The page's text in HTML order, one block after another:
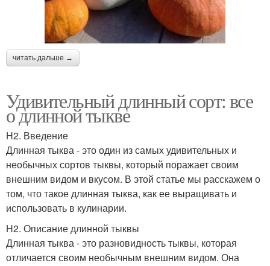
читать дальше →
Удивительный длинный сорт: все
о длинной тыкве
H2. Введение
Длинная тыква - это один из самых удивительных и
необычных сортов тыквы, который поражает своим
внешним видом и вкусом. В этой статье мы расскажем о
том, что такое длинная тыква, как ее выращивать и
использовать в кулинарии.
H2. Описание длинной тыквы
Длинная тыква - это разновидность тыквы, которая
отличается своим необычным внешним видом. Она